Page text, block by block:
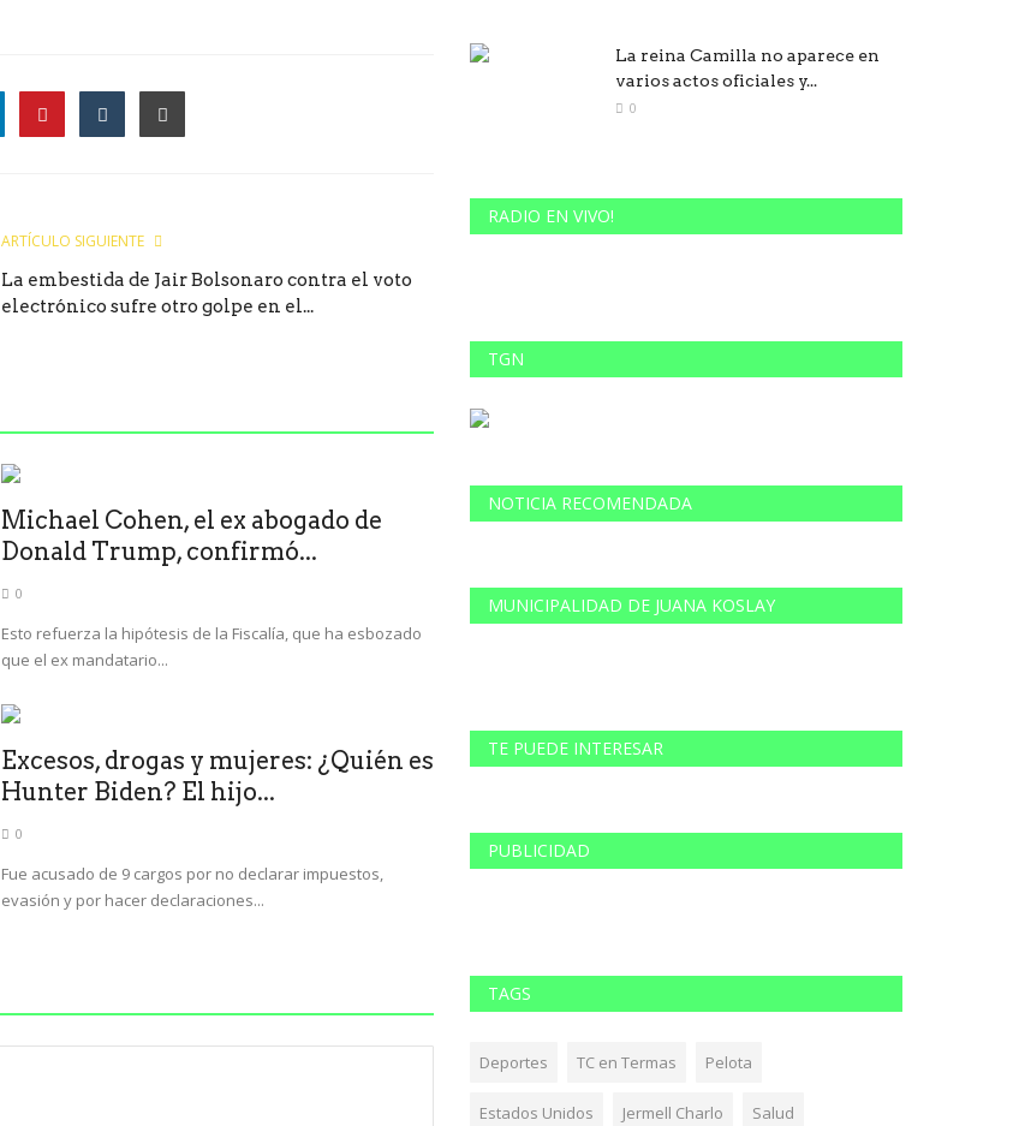
ARTÍCULO SIGUIENTE
La embestida de Jair Bolsonaro contra el voto
electrónico sufre otro golpe en el...
Michael Cohen, el ex abogado de
Donald Trump, confirmó...
0
Esto refuerza la hipótesis de la Fiscalía, que ha esbozado
que el ex mandatario...
Excesos, drogas y mujeres: ¿Quién es
Hunter Biden? El hijo...
0
Fue acusado de 9 cargos por no declarar impuestos,
evasión y por hacer declaraciones...
La reina Camilla no aparece en
varios actos oficiales y...
0
RADIO EN VIVO!
TGN
NOTICIA RECOMENDADA
MUNICIPALIDAD DE JUANA KOSLAY
TE PUEDE INTERESAR
PUBLICIDAD
TAGS
Deportes TC en Termas Pelota
Estados Unidos Jermell Charlo Salud